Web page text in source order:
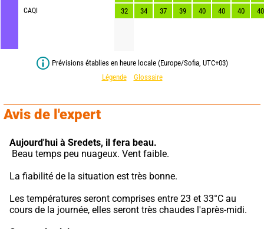
CAQI
32
34 37 39 40 40 40 40
Prévisions établies en heure locale (Europe/Sofia, UTC+03)
Légende
Glossaire
Avis de l'expert
Aujourd'hui à Sredets, il fera beau.
Beau temps peu nuageux. Vent faible.
La fiabilité de la situation est très bonne.
Les températures seront comprises entre 23 et 33°C au
cours de la journée, elles seront très chaudes l'après-midi.